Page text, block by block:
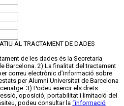
AL TRACTAMENT DE DADES
de les dades és la Secretaria
Barcelona. 2) La finalitat del tractament
correu electrònic d’informació sobre
per Alumni Universitat de Barcelona
3) Podeu exercir els drets
oposició, portabilitat i limitació del
podeu consultar la “informació